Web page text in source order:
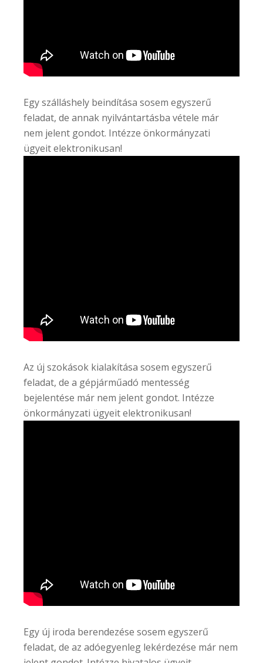
Egy szálláshely beindítása sosem egyszerű
feladat, de annak nyilvántartásba vétele már
nem jelent gondot. Intézze önkormányzati
ügyeit elektronikusan!
Az új szokások kialakítása sosem egyszerű
feladat, de a gépjárműadó mentesség
bejelentése már nem jelent gondot. Intézze
önkormányzati ügyeit elektronikusan!
Egy új iroda berendezése sosem egyszerű
feladat, de az adóegyenleg lekérdezése már nem